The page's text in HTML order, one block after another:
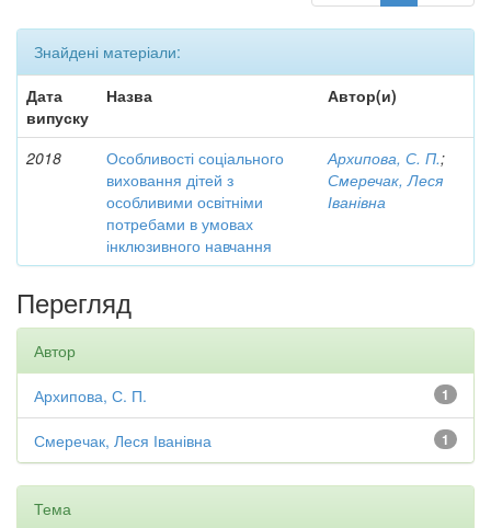
Знайдені матеріали:
Дата
випуску
Назва Автор(и)
2018
Особливості соціального
виховання дітей з
особливими освітніми
потребами в умовах
інклюзивного навчання
Архипова, С. П.;
Смеречак, Леся
Іванівна
Перегляд
Автор
1
Архипова, С. П.
1
Смеречак, Леся Іванівна
Тема